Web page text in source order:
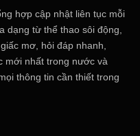
hợp cập nhật liên tục mỗi
dạng từ thể thao sôi động,
mơ, hỏi đáp nhanh,
mới nhất trong nước và
thông tin cần thiết trong